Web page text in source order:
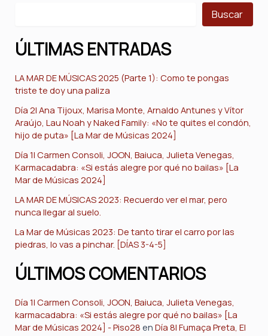
Buscar
ÚLTIMAS ENTRADAS
LA MAR DE MÚSICAS 2025 (Parte 1): Como te pongas
triste te doy una paliza
Día 2| Ana Tijoux, Marisa Monte, Arnaldo Antunes y Vítor
Araújo, Lau Noah y Naked Family: «No te quites el condón,
hijo de puta» [La Mar de Músicas 2024]
Día 1| Carmen Consoli, JOON, Baiuca, Julieta Venegas,
Karmacadabra: «Si estás alegre por qué no bailas» [La
Mar de Músicas 2024]
LA MAR DE MÚSICAS 2023: Recuerdo ver el mar, pero
nunca llegar al suelo.
La Mar de Músicas 2023: De tanto tirar el carro por las
piedras, lo vas a pinchar. [DÍAS 3-4-5]
ÚLTIMOS COMENTARIOS
Día 1| Carmen Consoli, JOON, Baiuca, Julieta Venegas,
karmacadabra: «Si estás alegre por qué no bailas» [La
Mar de Músicas 2024] - Piso28 enDía 8| Fumaça Preta, El